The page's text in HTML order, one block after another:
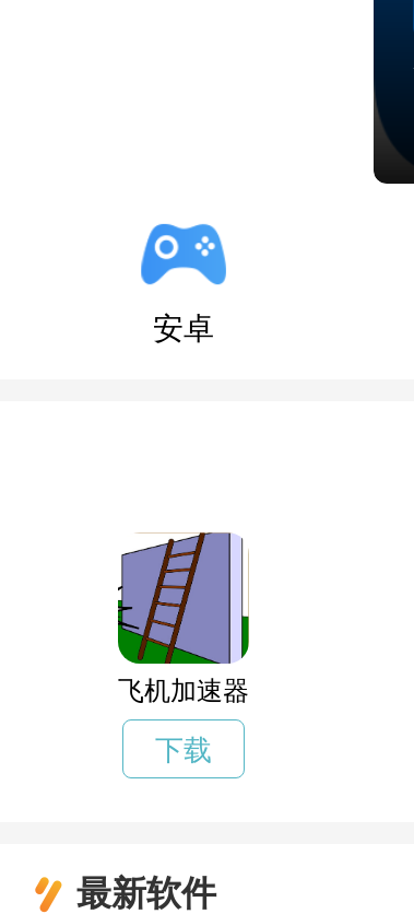
安卓
飞机加速器
下载
最新软件